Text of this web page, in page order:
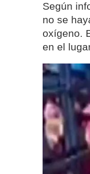
Según
no se
oxígeno.
en el